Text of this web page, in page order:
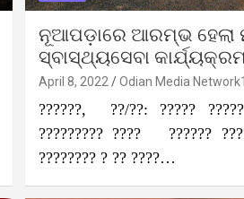
ନୂଆପଡ଼ାରେ ଆରମ୍ଭ ହେଲା
ସ୍ବାସ୍ଥ୍ୟସେବା
April 8, 2022 Odian Media Network1
??????, ??/??: ????? ?????
????????? ???? ??????
???????? ? ?? ????…